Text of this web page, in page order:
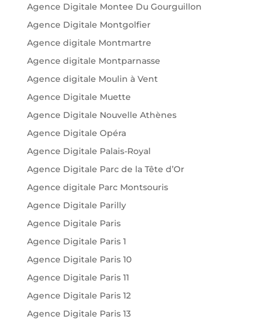
Agence Digitale Montee Du Gourguillon
Agence Digitale Montgolfier
Agence digitale Montmartre
Agence digitale Montparnasse
Agence digitale Moulin à Vent
Agence Digitale Muette
Agence Digitale Nouvelle Athènes
Agence Digitale Opéra
Agence Digitale Palais-Royal
Agence Digitale Parc de la Tête d’Or
Agence digitale Parc Montsouris
Agence Digitale Parilly
Agence Digitale Paris
Agence Digitale Paris 1
Agence Digitale Paris 10
Agence Digitale Paris 11
Agence Digitale Paris 12
Agence Digitale Paris 13